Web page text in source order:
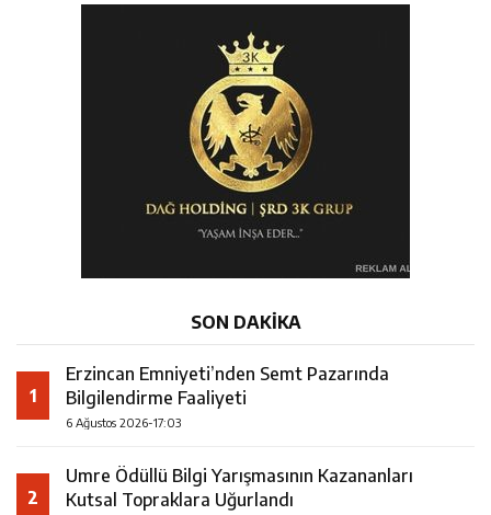
SON DAKİKA
1
Erzincan Emniyeti’nden Semt Pazarında
Bilgilendirme Faaliyeti
6 Ağustos 2026-17:03
2
Umre Ödüllü Bilgi Yarışmasının Kazananları
Kutsal Topraklara Uğurlandı